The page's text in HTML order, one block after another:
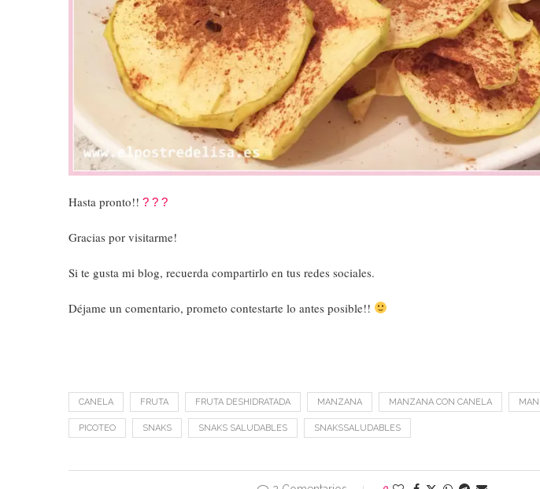
Hasta pronto!! ? ? ?
Gracias por visitarme!
Si te gusta mi blog, recuerda compartirlo en tus redes sociales.
Déjame un comentario, prometo contestarte lo antes posible!!
CANELA FRUTA FRUTA DESHIDRATADA MANZANA MANZANA CON CANELA
PICOTEO SNAKS SNAKS SALUDABLES SNAKSSALUDABLES